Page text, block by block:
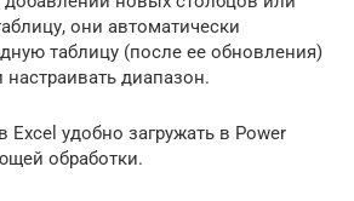
они автоматически
таблицу (после ее обновления)
диапазон.
удобно загружать в Power
обработки.